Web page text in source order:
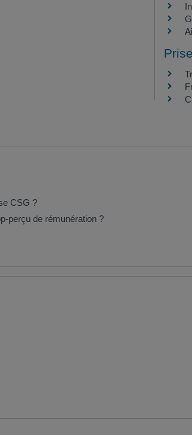
CSG ?
perçu de rémunération ?